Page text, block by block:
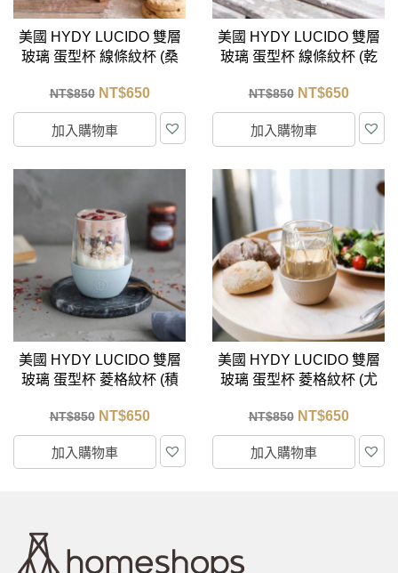
美國 HYDY LUCIDO 雙層
玻璃 蛋型杯 線條紋杯 (桑
NT$850 NT$650
加入購物車
美國 HYDY LUCIDO 雙層
玻璃 蛋型杯 線條紋杯 (乾
NT$850 NT$650
加入購物車
美國 HYDY LUCIDO 雙層
玻璃 蛋型杯 菱格紋杯 (積
NT$850 NT$650
加入購物車
美國 HYDY LUCIDO 雙層
玻璃 蛋型杯 菱格紋杯 (尤
NT$850 NT$650
加入購物車